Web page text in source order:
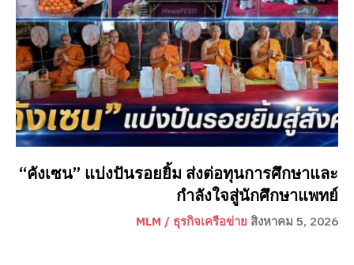
“คังเซน” แบ่งปันรอยยิ้ม ส่งต่อทุนการศึกษาและ
กำลังใจสู่นักศึกษาแพทย์
MLM / ธุรกิจเครือข่าย สิงหาคม 5, 2026